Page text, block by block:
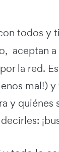
todos y
aceptan
la red.
mal!)
y